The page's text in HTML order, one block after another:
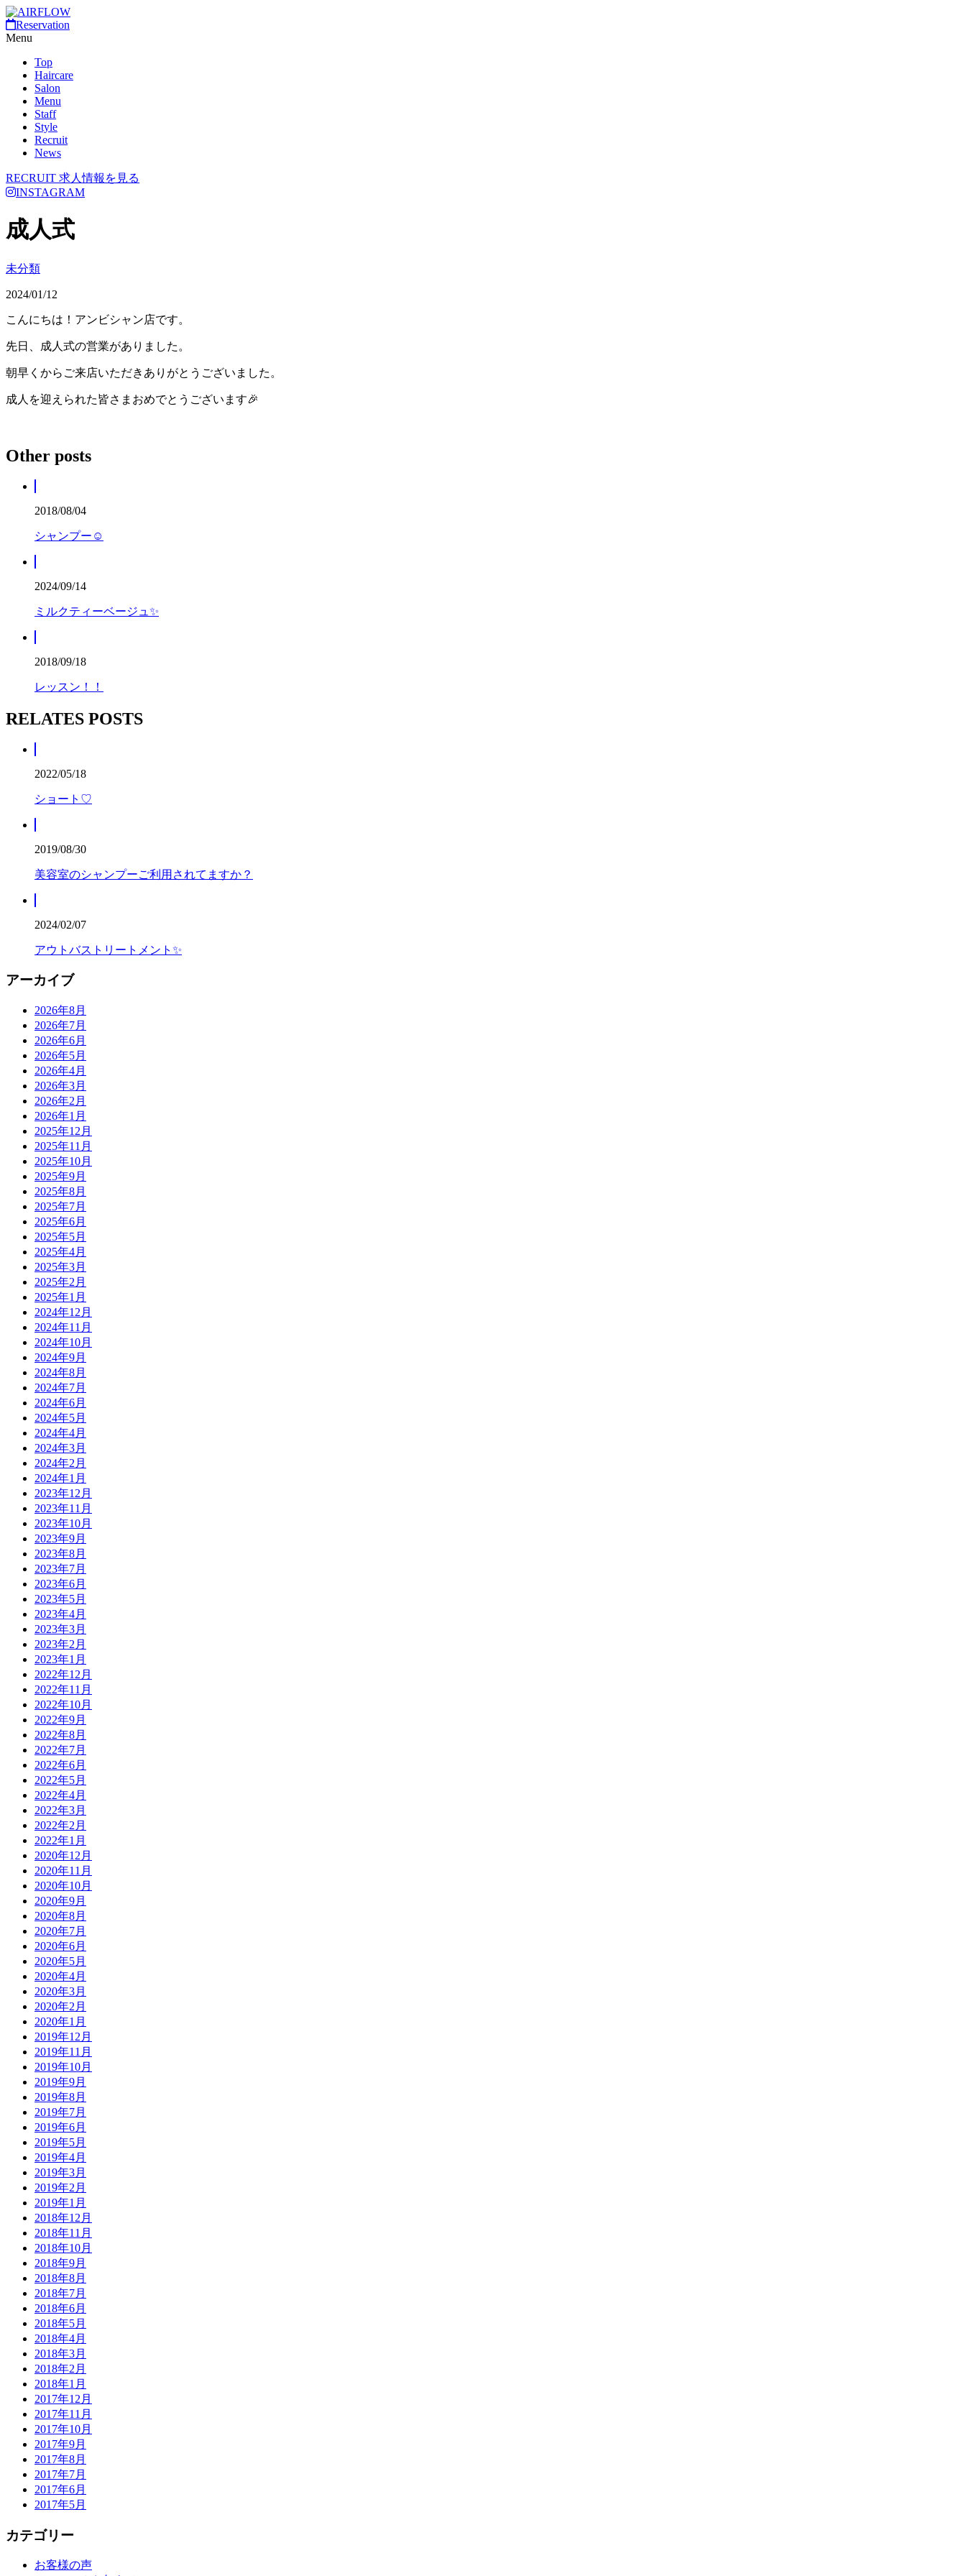
Reservation
Menu
Top
Haircare
Salon
Menu
Staff
Style
Recruit
News
RECRUIT 求人情報を見る
INSTAGRAM
成人式
未分類
2024/01/12
こんにちは！アンビシャン店です。
先日、成人式の営業がありました。
朝早くからご来店いただきありがとうございました。
成人を迎えられた皆さまおめでとうございます🎉
Other posts
2018/08/04
シャンプー☺
2024/09/14
ミルクティーベージュ✨
2018/09/18
レッスン！！
RELATES POSTS
2022/05/18
ショート♡
2019/08/30
美容室のシャンプーご利用されてますか？
2024/02/07
アウトバストリートメント✨
アーカイブ
2026年8月
2026年7月
2026年6月
2026年5月
2026年4月
2026年3月
2026年2月
2026年1月
2025年12月
2025年11月
2025年10月
2025年9月
2025年8月
2025年7月
2025年6月
2025年5月
2025年4月
2025年3月
2025年2月
2025年1月
2024年12月
2024年11月
2024年10月
2024年9月
2024年8月
2024年7月
2024年6月
2024年5月
2024年4月
2024年3月
2024年2月
2024年1月
2023年12月
2023年11月
2023年10月
2023年9月
2023年8月
2023年7月
2023年6月
2023年5月
2023年4月
2023年3月
2023年2月
2023年1月
2022年12月
2022年11月
2022年10月
2022年9月
2022年8月
2022年7月
2022年6月
2022年5月
2022年4月
2022年3月
2022年2月
2022年1月
2020年12月
2020年11月
2020年10月
2020年9月
2020年8月
2020年7月
2020年6月
2020年5月
2020年4月
2020年3月
2020年2月
2020年1月
2019年12月
2019年11月
2019年10月
2019年9月
2019年8月
2019年7月
2019年6月
2019年5月
2019年4月
2019年3月
2019年2月
2019年1月
2018年12月
2018年11月
2018年10月
2018年9月
2018年8月
2018年7月
2018年6月
2018年5月
2018年4月
2018年3月
2018年2月
2018年1月
2017年12月
2017年11月
2017年10月
2017年9月
2017年8月
2017年7月
2017年6月
2017年5月
カテゴリー
お客様の声